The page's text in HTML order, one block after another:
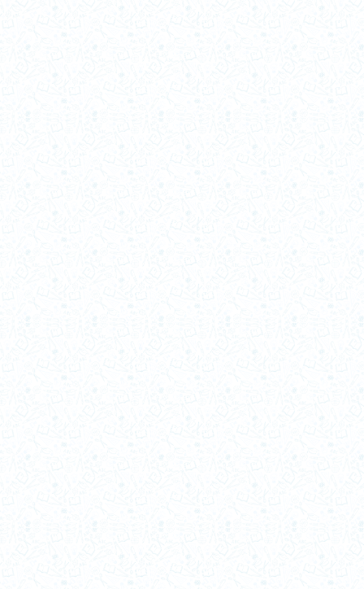
1985-a
1983
1981
1980
1979
1975
1973
1970